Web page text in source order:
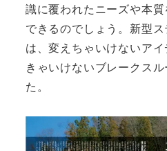
識に覆われたニーズや本
できるのでしょう。新型
は、変えちゃいけないア
きゃいけないブレークス
た。